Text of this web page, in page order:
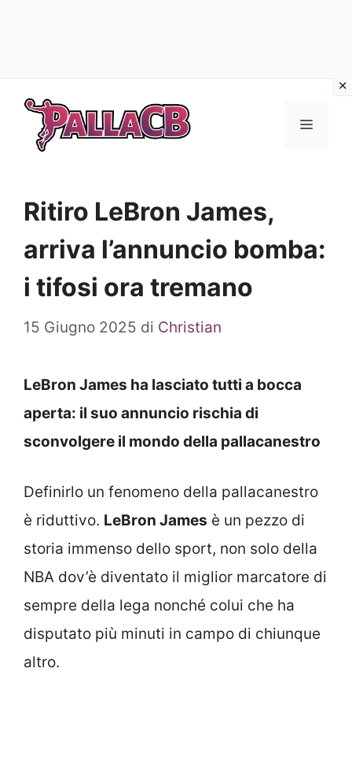
contenuto
Menu
Ritiro LeBron James,
arriva l’annuncio bomba:
i tifosi ora tremano
15 Giugno 2025 di Christian
LeBron James ha lasciato tutti a bocca
aperta: il suo annuncio rischia di
sconvolgere il mondo della pallacanestro
Definirlo un fenomeno della pallacanestro
è riduttivo. LeBron James è un pezzo di
storia immenso dello sport, non solo della
NBA dov’è diventato il miglior marcatore di
sempre della lega nonché colui che ha
disputato più minuti in campo di chiunque
altro.